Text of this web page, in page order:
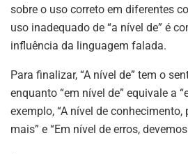
sobre o uso correto em diferentes
uso inadequado de “a nível de” é
influência da linguagem falada.
Para finalizar, “A nível de” tem o
enquanto “em nível de” equivale a
exemplo, “A nível de
mais” e “Em nível de erros,